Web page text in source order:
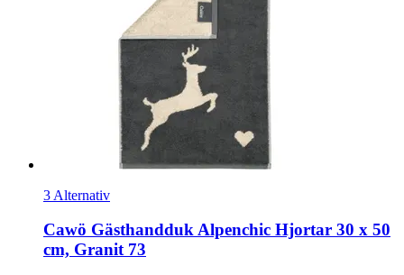
3 Alternativ
Cawö Gästhandduk Alpenchic Hjortar 30 x 50
cm, Granit 73